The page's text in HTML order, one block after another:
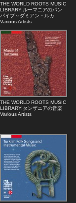
THE WORLD ROOTS MUSIC
LIBRARY:ルーマニアのパン
パイプ～ダミアン・ルカ
Various Artists
THE WORLD ROOTS MUSIC
LIBRARY:タンザニアの音楽
Various Artists